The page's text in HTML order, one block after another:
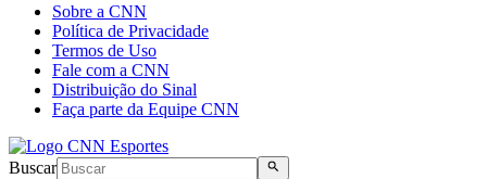
Sobre a CNN
Política de Privacidade
Termos de Uso
Fale com a CNN
Distribuição do Sinal
Faça parte da Equipe CNN
Buscar